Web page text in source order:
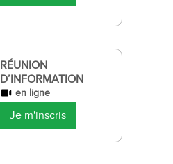
RÉUNION
D’INFORMATION
en ligne
Je m'inscris